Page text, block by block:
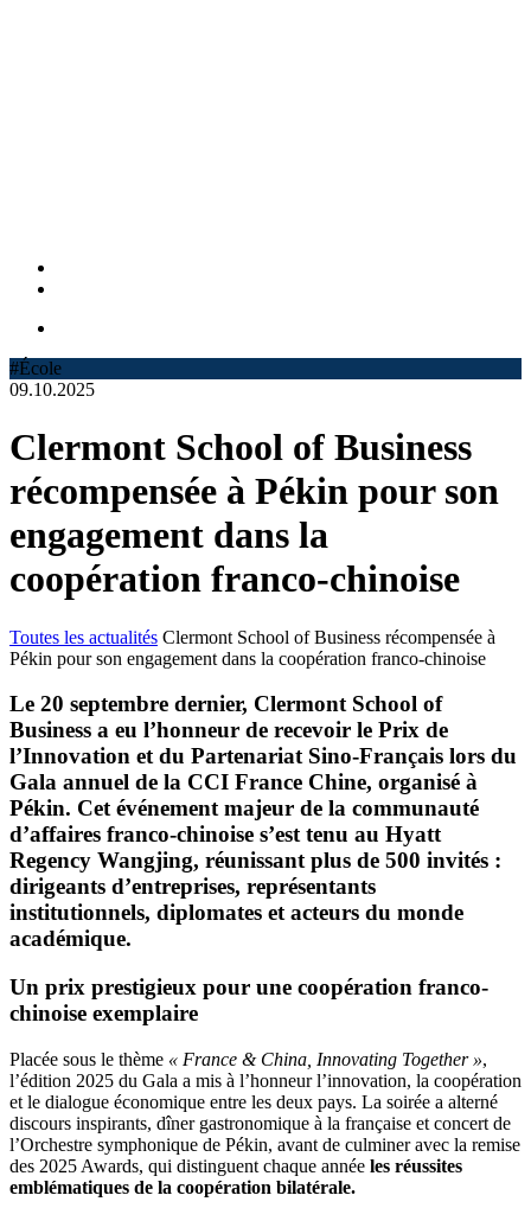
#École
09.10.2025
Clermont School of Business
récompensée à Pékin pour son
engagement dans la
coopération franco-chinoise
Toutes les actualités Clermont School of Business récompensée à
Pékin pour son engagement dans la coopération franco-chinoise
Le 20 septembre dernier, Clermont School of
Business a eu l’honneur de recevoir le Prix de
l’Innovation et du Partenariat Sino-Français lors du
Gala annuel de la CCI France Chine, organisé à
Pékin. Cet événement majeur de la communauté
d’affaires franco-chinoise s’est tenu au Hyatt
Regency Wangjing, réunissant plus de 500 invités :
dirigeants d’entreprises, représentants
institutionnels, diplomates et acteurs du monde
académique.
Un prix prestigieux pour une coopération franco-
chinoise exemplaire
Placée sous le thème « France & China, Innovating Together »,
l’édition 2025 du Gala a mis à l’honneur l’innovation, la coopération
et le dialogue économique entre les deux pays. La soirée a alterné
discours inspirants, dîner gastronomique à la française et concert de
l’Orchestre symphonique de Pékin, avant de culminer avec la remise
des 2025 Awards, qui distinguent chaque année les réussites
emblématiques de la coopération bilatérale.